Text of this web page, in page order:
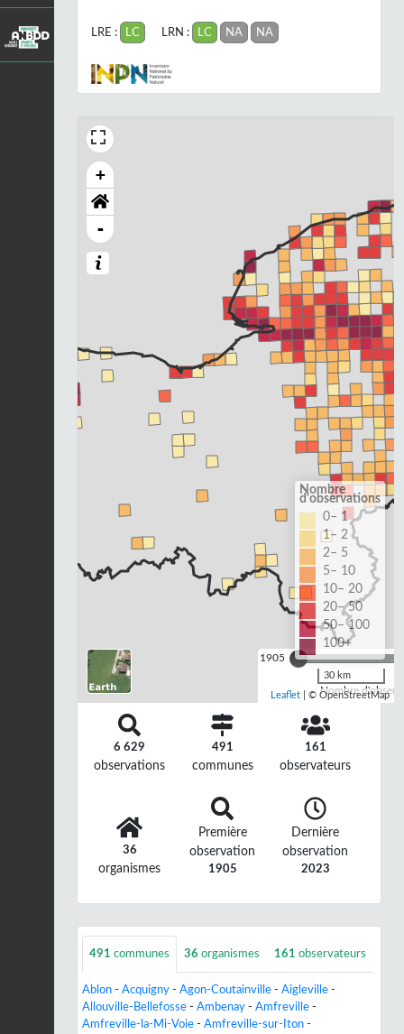
LRE : LC LRN : LC NA NA
+
-
1905
Nombre
Nombre
d'observations
0– 1
1– 2
2– 5
5– 10
10– 20
20– 50
50– 100
100+
30 km
Leaflet | © OpenStreetMap
6 629
observations
491
communes
161
observateurs
36
organismes
Première
observation
1905
Dernière
observation
2023
491 communes 36 organismes 161 observateurs
Ablon - Acquigny - Agon-Coutainville - Aigleville -
Allouville-Bellefosse - Ambenay - Amfreville -
Amfreville-la-Mi-Voie - Amfreville-sur-Iton -